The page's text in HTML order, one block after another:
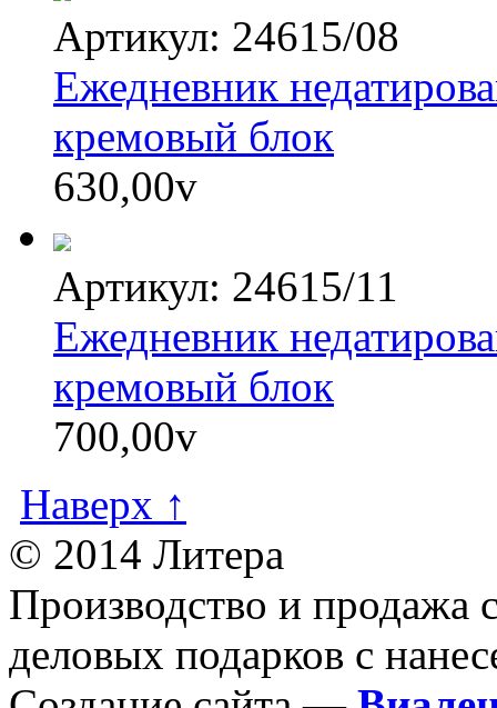
Артикул: 24615/08
Ежедневник
кремовый блок
630,00v
Артикул: 24615/11
Ежедневник
кремовый блок
700,00v
Наверх ↑
© 2014 Литера
Производство и продажа
деловых подарков с